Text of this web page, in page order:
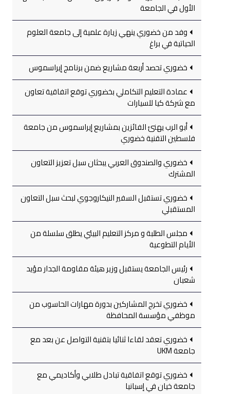
الأول في الجامعة
وفد من خضوري ينهي زيارة علمية إلى جامعة العلوم
الحياتية في براغ
خضوري تحصد أربعة مشاريع ضمن برنامج إيراسموس
عمادة التعليم التكاملي بخضوري توقع اتفاقية تعاون
مع شركة كيا للسيارات
أبو الرب يهنئ الفائزين بمشاريع إيراسموس من جامعة
فلسطين التقنية خضوري
خضوري والصندوق العربي يبحثان سبل تعزيز التعاون
المشترك
خضوري تستقبل السفير النيكاروجوي لبحث سبل التعاون
المستقبلي
مجلس الطلبة و مركز التعليم البيئي يطلق سلسلة من
الأيام التطوعية
رئيس الجامعة يستقبل وزير هيئة مقاومة الجدار مؤيد
شعبان
خضوري تخرج المشاركين بدورة مهارات الحاسوب من
موظفي مؤسسة المحافظة
خضوري تعقد لقاءا ثنائيا بتقنية التواصل عن بعد مع
جامعة UKM
خضوري توقع اتفاقية تبادل طلابي وأكاديمي مع
جامعة خيان في إسبانيا